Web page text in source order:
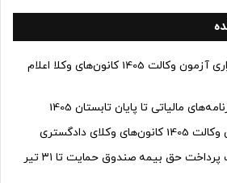
زمان قطعی و رسمی برگزاری آزمون وکالت 1405 کانون‌های وکلا اعلام
مالیاتی تا پایان تابستان 1405
دادگستری
خبر مهم برای وکلا: مهلت پرداخت حق بیمه صندوق حمایت تا ۳۱ تیر